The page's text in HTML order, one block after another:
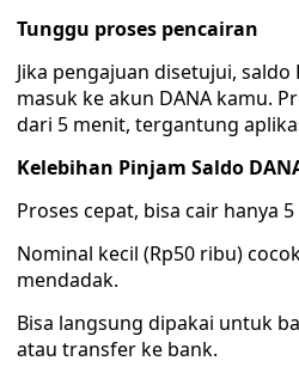
Tunggu proses pencairan
Jika pengajuan disetujui,
masuk ke akun DANA kamu.
dari 5 menit, tergantung
Kelebihan Pinjam Saldo
Proses cepat, bisa cair hanya
Nominal kecil (Rp50 ribu)
mendadak.
Bisa langsung dipakai untuk
atau transfer ke bank.